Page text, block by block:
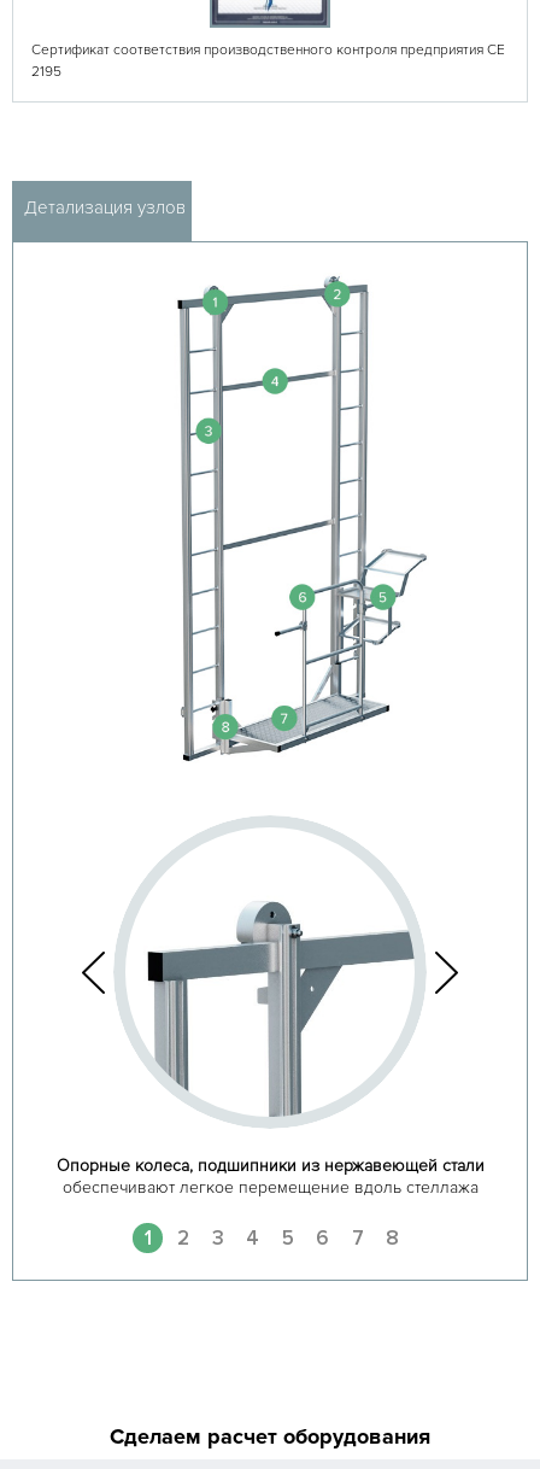
Сертификат соответствия производственного контроля предприятия СЕ
2195
Детализация узлов
Опорные колеса, подшипники из нержавеющей стали
обеспечивают легкое перемещение вдоль стеллажа
1 2 3 4 5 6 7 8
Сделаем расчет оборудования